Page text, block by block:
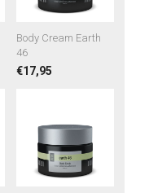
Body Cream Earth
46
€17,95